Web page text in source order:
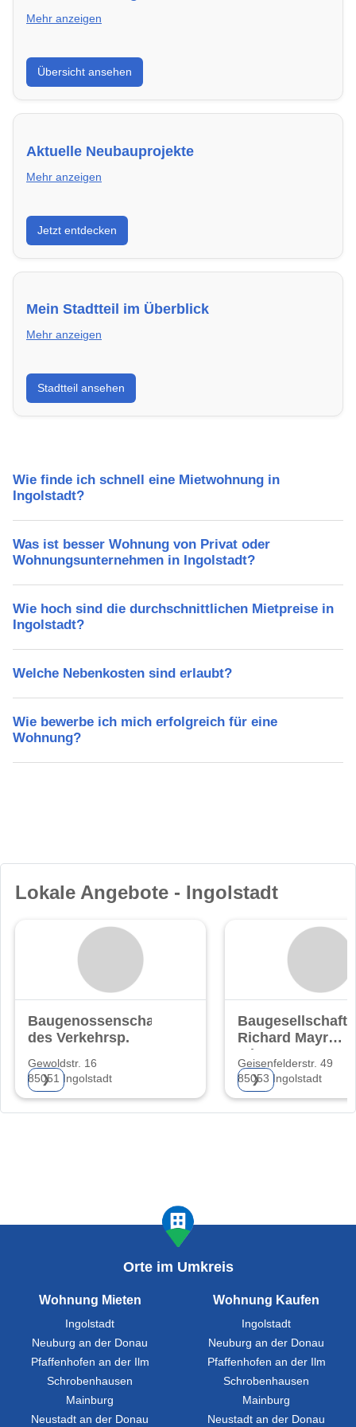
Mehr anzeigen
Hier findest du die wichtigsten Anbieter in Ingolstadt –
von Genossenschaften bis zu privaten Vermietern.
Übersicht ansehen
Aktuelle Neubauprojekte
Mehr anzeigen
Entdecke Neubauprojekte in Ingolstadt – modern,
energieeffizient und sofort bezugsfertig.
Jetzt entdecken
Mein Stadtteil im Überblick
Mehr anzeigen
Erfahre mehr über deinen Stadtteil in Ingolstadt:
Lebensqualität, Verkehrsanbindung, Schulen,
Freizeitmöglichkeiten und Mietpreise.
Stadtteil ansehen
Wie finde ich schnell eine Mietwohnung in
Ingolstadt?
Was ist besser Wohnung von Privat oder
Wohnungsunternehmen in Ingolstadt?
Wie hoch sind die durchschnittlichen Mietpreise in
Ingolstadt?
Welche Nebenkosten sind erlaubt?
Wie bewerbe ich mich erfolgreich für eine
Wohnung?
Lokale Angebote - Ingolstadt
Baugenossenschaft
des Verkehrsp.
Gewoldstr. 16
85051 Ingolstadt
❯
Baugesellschaft
Richard Mayr
mbH
Geisenfelderstr. 49
85053 Ingolstadt
❯
Orte im Umkreis
Wohnung Mieten
Ingolstadt
Neuburg an der Donau
Pfaffenhofen an der Ilm
Schrobenhausen
Mainburg
Neustadt an der Donau
Wohnung Kaufen
Ingolstadt
Neuburg an der Donau
Pfaffenhofen an der Ilm
Schrobenhausen
Mainburg
Neustadt an der Donau